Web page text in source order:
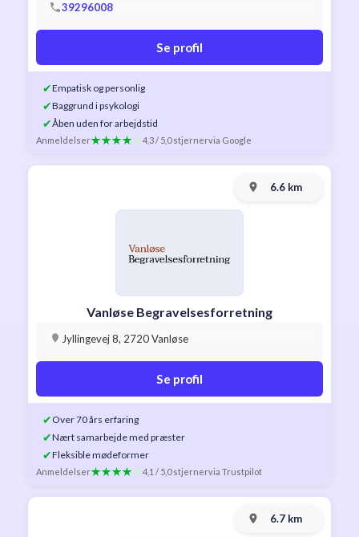
39296008
Se profil
✔Empatisk og personlig
✔Baggrund i psykologi
✔Åben uden for arbejdstid
Anmeldelser 4,3 / 5,0 stjernervia Google
6.6 km
Vanløse Begravelsesforretning
Jyllingevej 8, 2720 Vanløse
Se profil
✔ Over 70 års erfaring
✔Nært samarbejde med præster
✔Fleksible mødeformer
Anmeldelser 4,1 / 5,0 stjernervia Trustpilot
6.7 km